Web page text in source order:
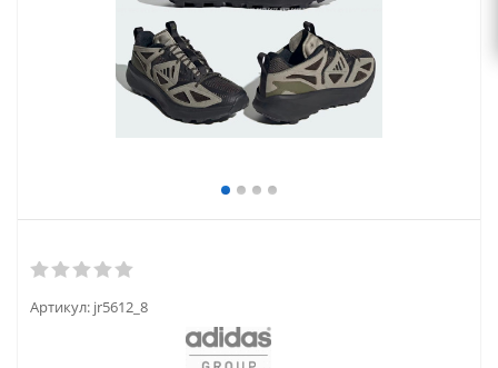
Артикул: jr5612_8